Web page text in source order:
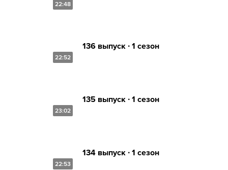
22:48
22:52
136 выпуск ∙ 1 сезон
23:02
135 выпуск ∙ 1 сезон
22:53
134 выпуск ∙ 1 сезон